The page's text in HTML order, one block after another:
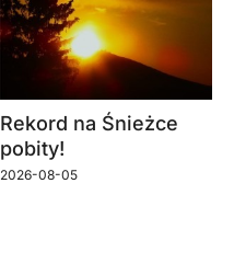
Rekord na Śnieżce
pobity!
2026-08-05